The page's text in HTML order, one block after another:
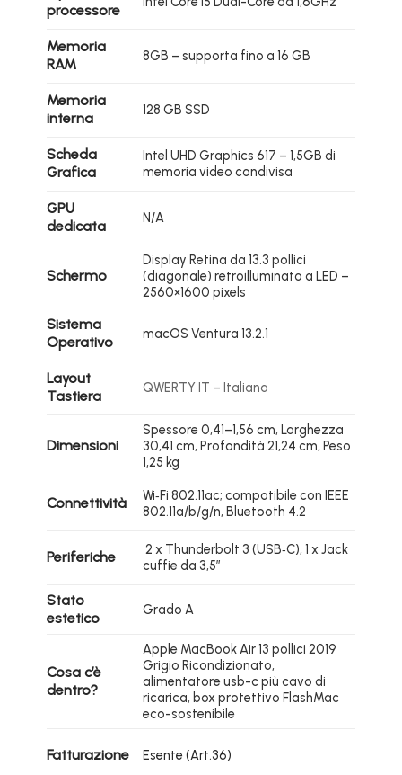
processore
Memoria
RAM
8GB – supporta fino a 16 GB
Memoria
interna
128 GB SSD
Scheda
Grafica
Intel UHD Graphics 617 – 1,5GB di
memoria video condivisa
GPU
dedicata
N/A
Schermo
Display Retina da 13.3 pollici
(diagonale) retroilluminato a LED –
2560×1600 pixels
Sistema
Operativo
macOS Ventura 13.2.1
Layout
Tastiera
QWERTY IT – Italiana
Dimensioni
Spessore 0,41–1,56 cm, Larghezza
30,41 cm, Profondità 21,24 cm, Peso
1,25 kg
Connettività
Wi‑Fi 802.11ac; compatibile con IEEE
802.11a/b/g/n, Bluetooth 4.2
Periferiche
2 x Thunderbolt 3 (USB‑C), 1 x Jack
cuffie da 3,5″
Stato
estetico
Grado A
Cosa c’è
dentro?
Apple MacBook Air 13 pollici 2019
Grigio Ricondizionato,
alimentatore usb-c più cavo di
ricarica, box protettivo FlashMac
eco-sostenibile
Fatturazione Esente (Art.36)